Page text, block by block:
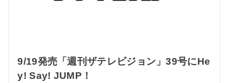
9/19発売「週刊ザテレビジョン」39号にHe
y! Say! JUMP！